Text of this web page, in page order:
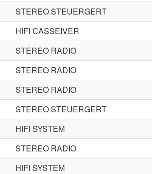
STEREO STEUERGERT
HIFI CASSEIVER
STEREO RADIO
STEREO RADIO
STEREO RADIO
STEREO STEUERGERT
HIFI SYSTEM
STEREO RADIO
HIFI SYSTEM